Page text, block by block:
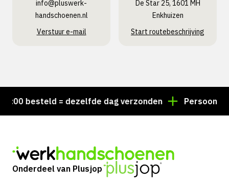
info@pluswerk­
handschoenen.nl
Verstuur e-mail
De Star 25, 1601 MH
Enkhuizen
Start routebeschrijving
besteld = dezelfde dag verzonden Persoonlijk
Onderdeel van Plusjop